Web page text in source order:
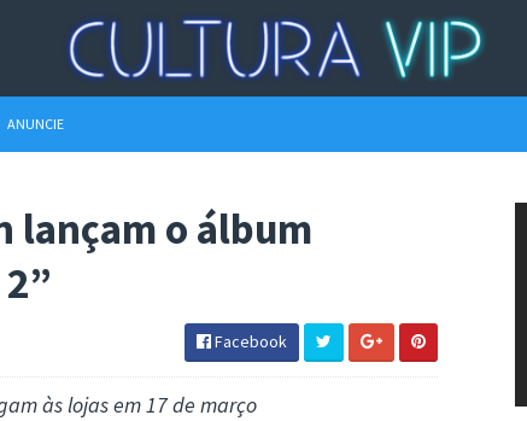
ANUNCIE
lançam o álbum
Facebook
às lojas em 17 de março